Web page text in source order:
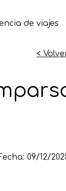
de viajes
<
09/12/